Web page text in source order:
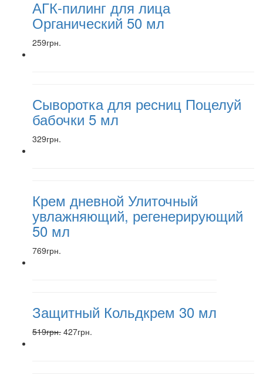
АГК-пилинг для лица
Органический 50 мл
259грн.
Сыворотка для ресниц Поцелуй
бабочки 5 мл
329грн.
Крем дневной Улиточный
увлажняющий, регенерирующий
50 мл
769грн.
Защитный Кольдкрем 30 мл
519грн. 427грн.